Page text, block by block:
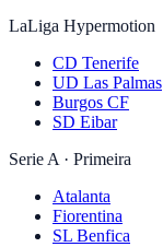
LaLiga Hypermotion
CD Tenerife
UD Las Palmas
Burgos CF
SD Eibar
Serie A · Primeira
Atalanta
Fiorentina
SL Benfica